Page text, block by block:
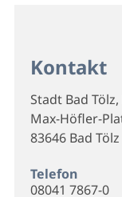
Kontakt
Stadt Bad
Max-Höfler-
83646 Bad Tölz
Telefon
08041 7867-0